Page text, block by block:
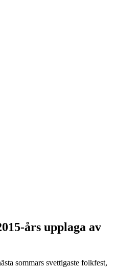
års upplaga av
sommars svettigaste folkfest,